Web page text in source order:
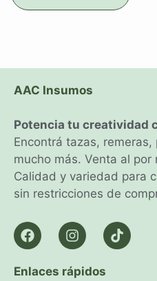
AAC Insumos
Potencia tu creatividad
Encontrá tazas,
mucho más. Venta al por
Calidad y variedad para
sin restricciones de
Enlaces rápidos